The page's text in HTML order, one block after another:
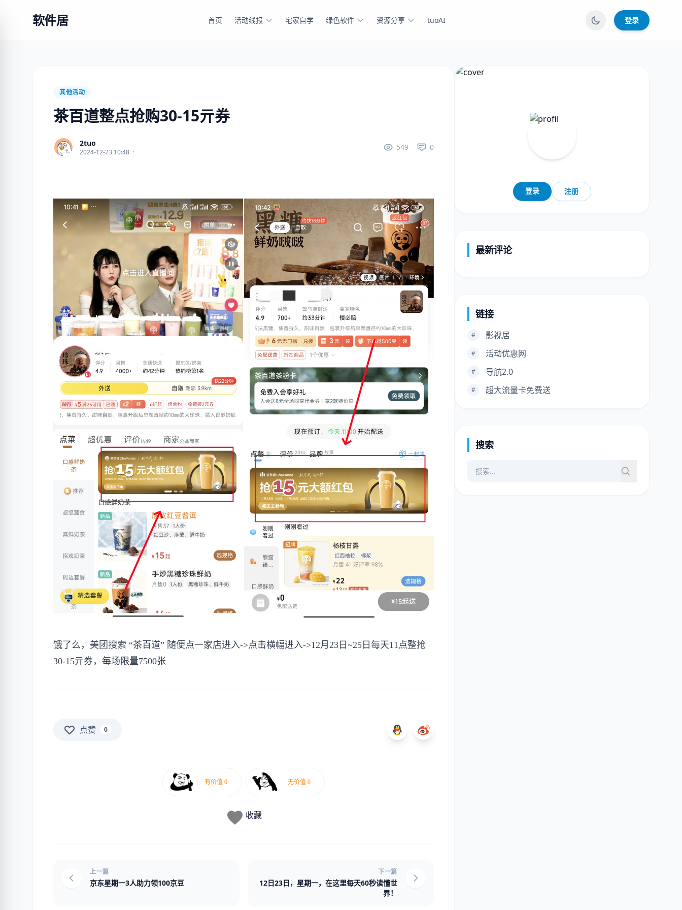
软件居 首页 活动线报 宅家自学 绿色软件 资源分享 tuoAI 登录
其他活动
茶百道整点抢购30-15亓券
2tuo
2024-12-23 10:48 ·
549 0
饿了么，美团搜索 “茶百道” 随便点一家店进入->点击横幅进入->12月23日~25日每天11点整抢
30-15亓券，每场限量7500张
点赞 0
收藏
上一篇
京东星期一3人助力领100京豆
下一篇
12日23日，星期一，在这里每天60秒读懂世
界！
登录 注册
最新评论
链接
# 影视居
# 活动优惠网
# 导航2.0
# 超大流量卡免费送
搜索